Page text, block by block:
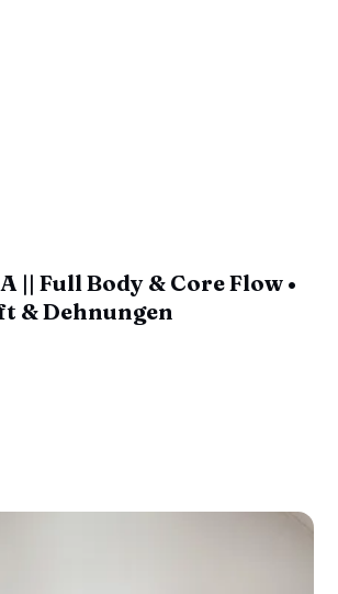
|| Full Body & Core Flow •
& Dehnungen